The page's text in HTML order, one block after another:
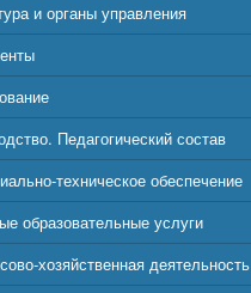
и органы управления
Педагогический состав
техническое обеспечение
образовательные услуги
хозяйственная деятельность